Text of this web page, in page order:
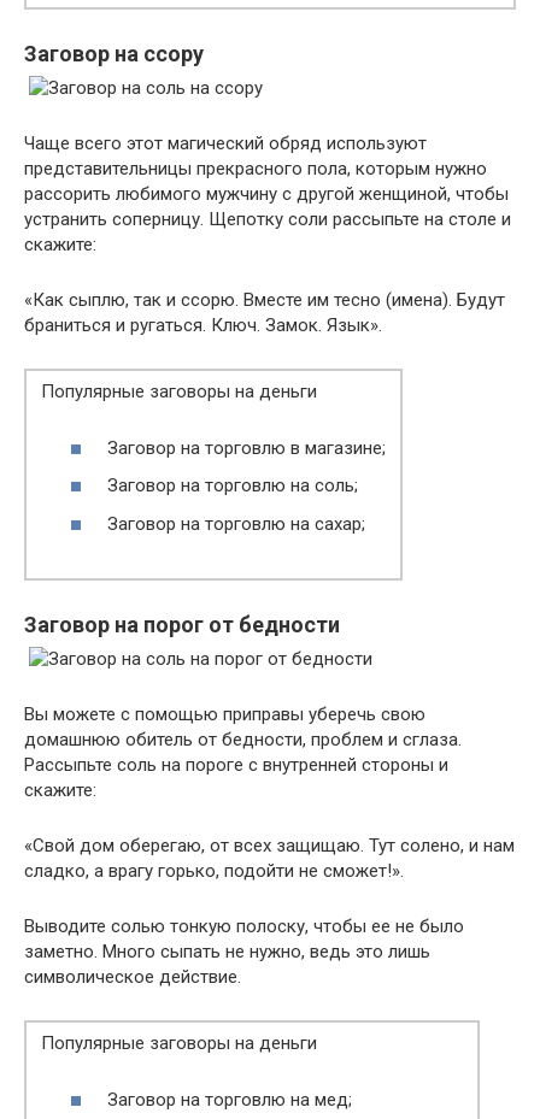
Заговор на ссору
Чаще всего этот магический обряд используют
представительницы прекрасного пола, которым нужно
рассорить любимого мужчину с другой женщиной, чтобы
устранить соперницу. Щепотку соли рассыпьте на столе и
скажите:
«Как сыплю, так и ссорю. Вместе им тесно (имена). Будут
браниться и ругаться. Ключ. Замок. Язык».
Популярные заговоры на деньги
Заговор на торговлю в магазине;
Заговор на торговлю на соль;
Заговор на торговлю на сахар;
Заговор на порог от бедности
Вы можете с помощью приправы уберечь свою
домашнюю обитель от бедности, проблем и сглаза.
Рассыпьте соль на пороге с внутренней стороны и
скажите:
«Свой дом оберегаю, от всех защищаю. Тут солено, и нам
сладко, а врагу горько, подойти не сможет!».
Выводите солью тонкую полоску, чтобы ее не было
заметно. Много сыпать не нужно, ведь это лишь
символическое действие.
Популярные заговоры на деньги
Заговор на торговлю на мед;